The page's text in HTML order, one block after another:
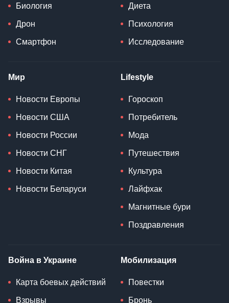
Биология
Дрон
Смартфон
Диета
Психология
Исследование
Мир
Новости Европы
Новости США
Новости России
Новости СНГ
Новости Китая
Новости Беларуси
Lifestyle
Гороскоп
Потребитель
Мода
Путешествия
Культура
Лайфхак
Магнитные бури
Поздравления
Война в Украине
Карта боевых действий
Взрывы
Мобилизация
Повестки
Бронь